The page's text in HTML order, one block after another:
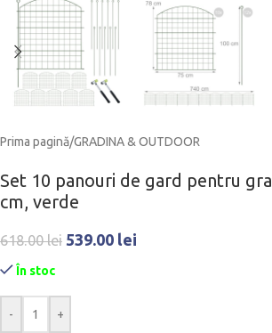
Prima pagină/GRADINA & OUTDOOR
Set 10 panouri de gard pentru
cm, verde
618.00lei 539.00 lei
În stoc
- +